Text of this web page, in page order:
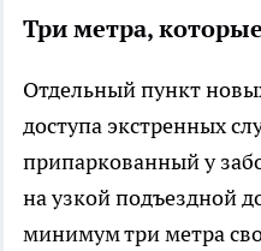
Три метра,
Отдельный пункт
доступа экстренных
припаркованный у
на узкой подъездной
минимум три метра